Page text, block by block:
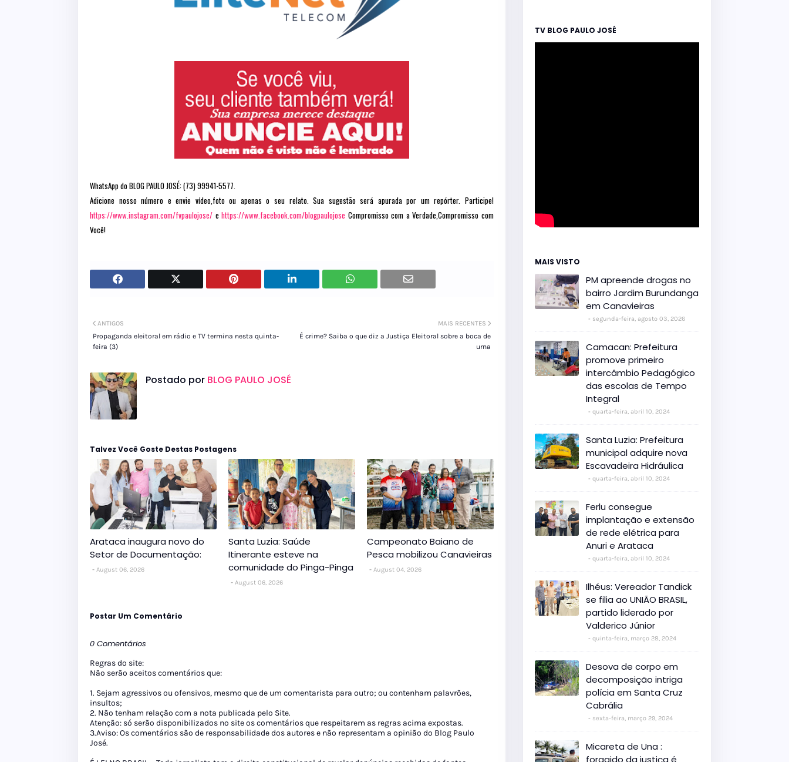
WhatsApp do BLOG PAULO JOSÉ: (73) 99941-5577.
Adicione nosso número e envie vídeo,foto ou apenas o seu relato. Sua sugestão será apurada por um repórter. Participe!
https://www.instagram.com/fvpaulojose/ ehttps://www.facebook.com/blogpaulojose Compromisso com a Verdade,Compromisso com
Você!
MAIS RECENTES
É crime? Saiba o que diz a Justiça Eleitoral sobre a boca de
urna
ANTIGOS
Propaganda eleitoral em rádio e TV termina nesta quinta-
feira (3)
Postado por BLOG PAULO JOSÉ
Talvez Você Goste Destas Postagens
Arataca inaugura novo do
Setor de Documentação:
August 06, 2026
Santa Luzia: Saúde
Itinerante esteve na
comunidade do Pinga-Pinga
August 06, 2026
Campeonato Baiano de
Pesca mobilizou Canavieiras
August 04, 2026
Postar Um Comentário
0 Comentários
Regras do site:
Não serão aceitos comentários que:
1. Sejam agressivos ou ofensivos, mesmo que de um comentarista para outro; ou contenham palavrões,
insultos;
2. Não tenham relação com a nota publicada pelo Site.
Atenção: só serão disponibilizados no site os comentários que respeitarem as regras acima expostas.
3.Aviso: Os comentários são de responsabilidade dos autores e não representam a opinião do Blog Paulo
José.
TV BLOG PAULO JOSÉ
MAIS VISTO
PM apreende drogas no
bairro Jardim Burundanga
em Canavieiras
segunda-feira, agosto 03, 2026
Camacan: Prefeitura
promove primeiro
intercâmbio Pedagógico
das escolas de Tempo
Integral
quarta-feira, abril 10, 2024
Santa Luzia: Prefeitura
municipal adquire nova
Escavadeira Hidráulica
quarta-feira, abril 10, 2024
Ferlu consegue
implantação e extensão
de rede elétrica para
Anuri e Arataca
quarta-feira, abril 10, 2024
Ilhéus: Vereador Tandick
se filia ao UNIÃO BRASIL,
partido liderado por
Valderico Júnior
quinta-feira, março 28, 2024
Desova de corpo em
decomposição intriga
polícia em Santa Cruz
Cabrália
sexta-feira, março 29, 2024
Micareta de Una :
foragido da justiça é